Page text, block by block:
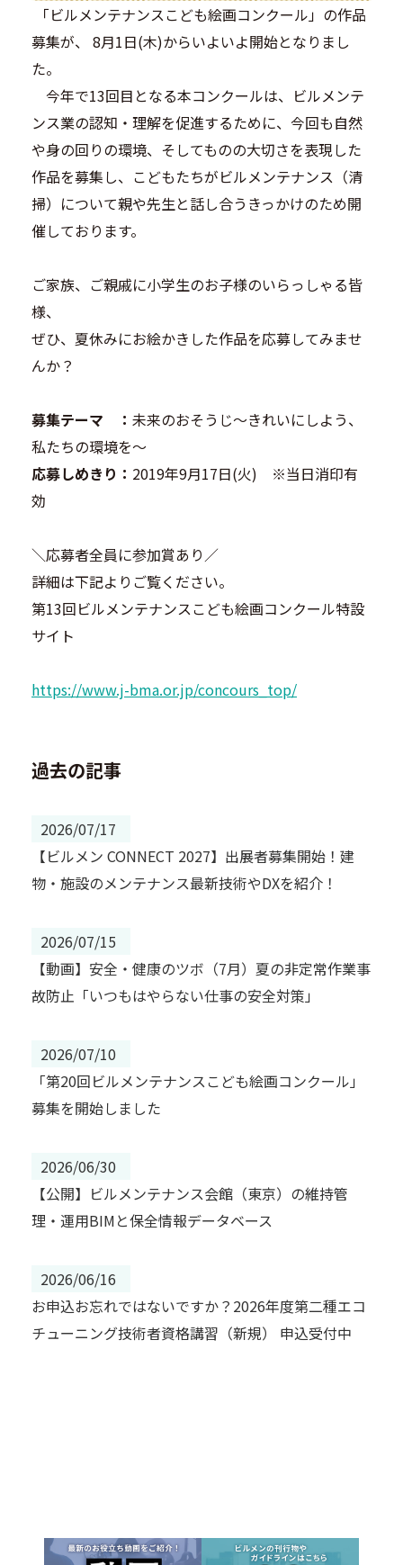
「ビルメンテナンスこども絵画コンクール」の作品
募集が、 8月1日(木)からいよいよ開始となりまし
た。
今年で13回目となる本コンクールは、ビルメンテ
ンス業の認知・理解を促進するために、今回も自然
や身の回りの環境、そしてものの大切さを表現した
作品を募集し、こどもたちがビルメンテナンス（清
掃）について親や先生と話し合うきっかけのため開
催しております。
ご家族、ご親戚に小学生のお子様のいらっしゃる皆
様、
ぜひ、夏休みにお絵かきした作品を応募してみませ
んか？
募集テーマ ： 未来のおそうじ～きれいにしよう、
私たちの環境を～
応募しめきり： 2019年9月17日(火) ※当日消印有
効
＼応募者全員に参加賞あり／
詳細は下記よりご覧ください。
第13回ビルメンテナンスこども絵画コンクール特設
サイト
https://www.j-bma.or.jp/concours_top/
過去の記事
2026/07/17
【ビルメン CONNECT 2027】出展者募集開始！建
物・施設のメンテナンス最新技術やDXを紹介！
2026/07/15
【動画】安全・健康のツボ（7月）夏の非定常作業事
故防止「いつもはやらない仕事の安全対策」
2026/07/10
「第20回ビルメンテナンスこども絵画コンクール」
募集を開始しました
2026/06/30
【公開】ビルメンテナンス会館（東京）の維持管
理・運用BIMと保全情報データベース
2026/06/16
お申込お忘れではないですか？2026年度第二種エコ
チューニング技術者資格講習（新規） 申込受付中